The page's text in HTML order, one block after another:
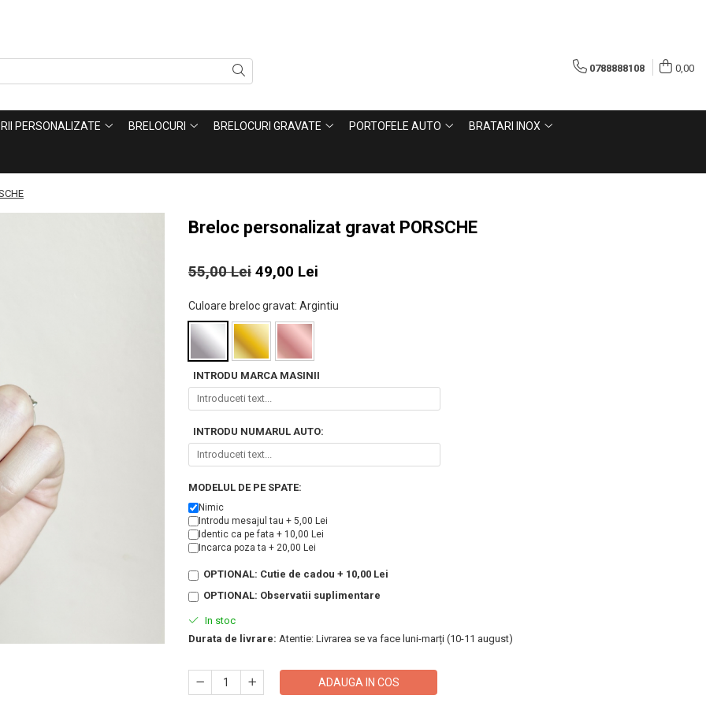
0788888108 0,00
PERSONALIZATE BRELOCURI BRELOCURI GRAVATE PORTOFELE AUTO BRATARI INOX
Breloc personalizat gravat PORSCHE
55,00 Lei 49,00 Lei
Culoare breloc gravat: Argintiu
INTRODU MARCA MASINII
INTRODU NUMARUL AUTO:
MODELUL DE PE SPATE:
Nimic
Introdu mesajul tau + 5,00 Lei
Identic ca pe fata + 10,00 Lei
Incarca poza ta + 20,00 Lei
OPTIONAL: Cutie de cadou + 10,00 Lei
OPTIONAL: Observatii suplimentare
In stoc
Durata de livrare: Atentie: Livrarea se va face luni-marți (10-11 august)
ADAUGA IN COS